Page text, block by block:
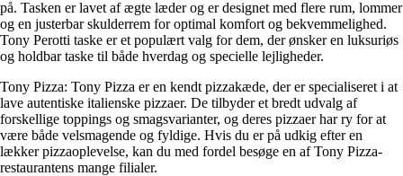
på. Tasken er lavet af ægte læder og er designet med flere rum, lommer
og en justerbar skulderrem for optimal komfort og bekvemmelighed.
Tony Perotti taske er et populært valg for dem, der ønsker en luksuriøs
og holdbar taske til både hverdag og specielle lejligheder.
Tony Pizza: Tony Pizza er en kendt pizzakæde, der er specialiseret i at
lave autentiske italienske pizzaer. De tilbyder et bredt udvalg af
forskellige toppings og smagsvarianter, og deres pizzaer har ry for at
være både velsmagende og fyldige. Hvis du er på udkig efter en
lækker pizzaoplevelse, kan du med fordel besøge en af Tony Pizza-
restaurantens mange filialer.